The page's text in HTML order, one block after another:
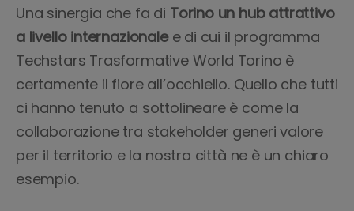
Una sinergia che fa di Torino un hub attrattivo
a livello internazionalee di cui il programma
Techstars Trasformative World Torino è
certamente il fiore all’occhiello. Quello che tutti
ci hanno tenuto a sottolineare è come la
collaborazione tra stakeholder generi valore
per il territorio e la nostra città ne è un chiaro
esempio.